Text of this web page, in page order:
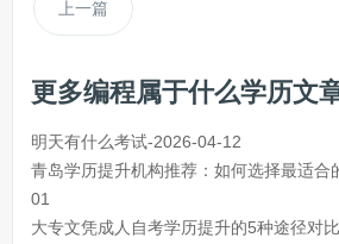
上一篇
更多编程属于什么学历文
明天有什么考试-2026-04-12
青岛学历提升机构推荐：如何选择最适合
01
大专文凭成人自考学历提升的5种途径对